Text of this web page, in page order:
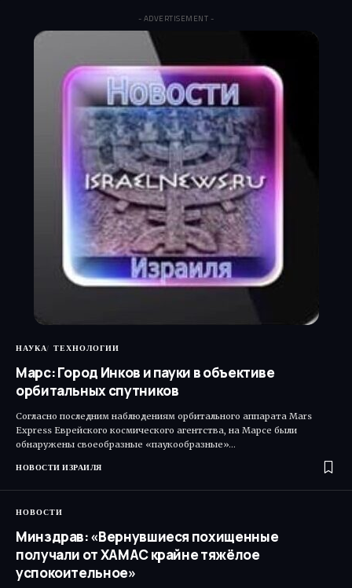
- ADVERTISEMENT -
НАУКА ТЕХНОЛОГИИ
Марс: Город Инков и пауки в объективе
орбитальных спутников
Согласно последним наблюдениям орбитального аппарата Mars
Express Еврейского космического агентства, на Марсе были
обнаружены своеобразные «паукообразные»…
НОВОСТИ ИЗРАИЛЯ
НОВОСТИ
Минздрав: «Вернувшиеся похищенные
получали от ХАМАС крайне тяжёлое
успокоительное»